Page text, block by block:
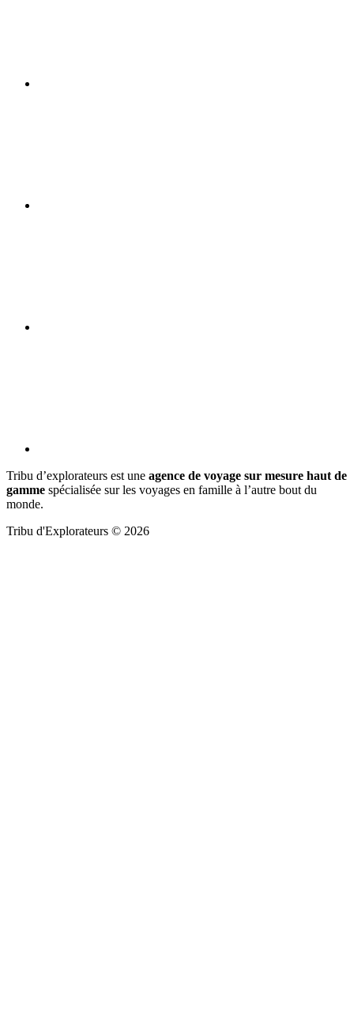
Tribu d’explorateurs est une agence de voyage sur mesure haut de
gamme spécialisée sur les voyages en famille à l’autre bout du
monde.
Tribu d'Explorateurs © 2026